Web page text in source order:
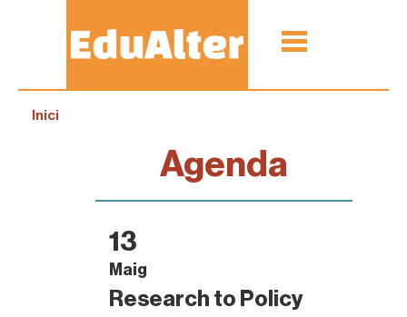
Inici
Agenda
13
Maig
Research to Policy